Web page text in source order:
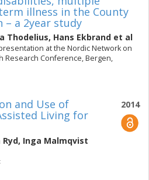
illness in the County
– a 2­year study
Thodelius, Hans Ekbrand et al
at the Nordic Network on
Research Conference, Bergen,
2014
and Use of
Living for
Ryd, Inga Malmqvist